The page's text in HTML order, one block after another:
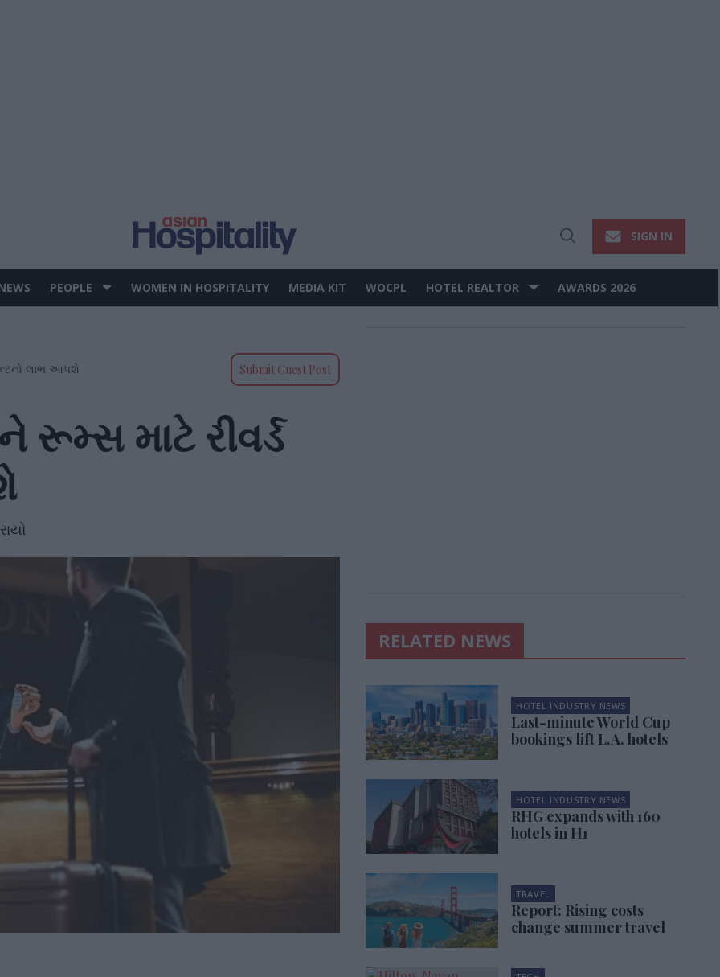
Open
SIGN IN
PEOPLE WOMEN IN HOSPITALITY MEDIA KIT WOCPL HOTEL REALTOR AWARDS 2026
લાભ આપશે Submit Guest Post
રૂમ્સ માટે રીવર્ડ
RELATED NEWS
HOTEL INDUSTRY NEWS
Last-minute World Cup
bookings lift L.A. hotels
HOTEL INDUSTRY NEWS
RHG expands with 160
hotels in H1
TRAVEL
Report: Rising costs
change summer travel